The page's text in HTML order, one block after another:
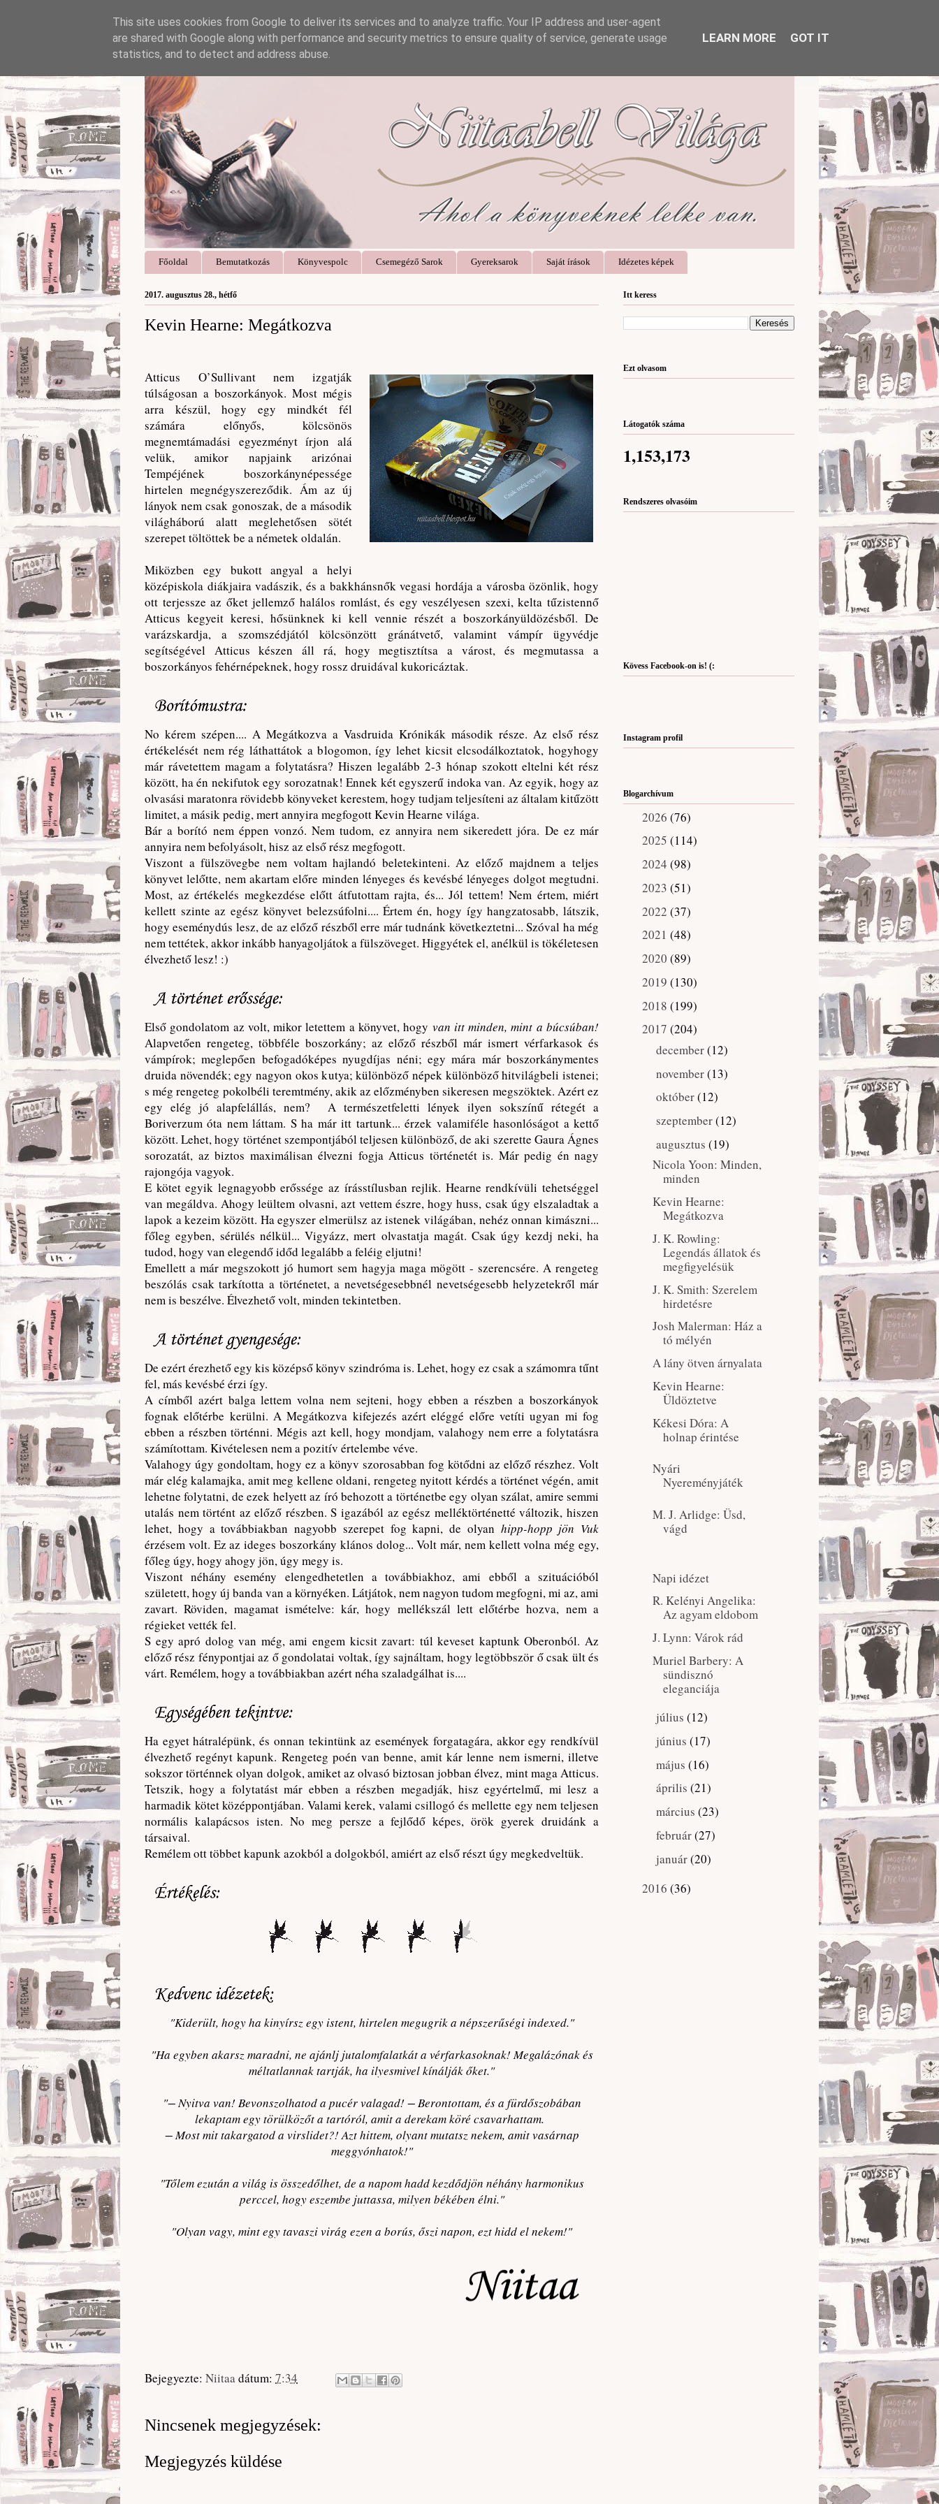
Főoldal Bemutatkozás Könyvespolc Csemegéző Sarok Gyereksarok Saját írások Idézetes képek
2017. augusztus 28., hétfő
Kevin Hearne: Megátkozva
Atticus O’Sullivant nem izgatják
túlságosan a boszorkányok. Most mégis
arra készül, hogy egy mindkét fél
számára előnyős, kölcsönös
megnemtámadási egyezményt írjon alá
velük, amikor napjaink arizónai
Tempéjének boszorkánynépessége
hirtelen megnégyszereződik. Ám az új
lányok nem csak gonoszak, de a második
világháború alatt meglehetősen sötét
szerepet töltöttek be a németek oldalán.
Miközben egy bukott angyal a helyi
középiskola diákjaira vadászik, és a bakkhánsnők vegasi hordája a városba özönlik, hogy
ott terjessze az őket jellemző halálos romlást, és egy veszélyesen szexi, kelta tűzistennő
Atticus kegyeit keresi, hősünknek ki kell vennie részét a boszorkányüldözésből. De
varázskardja, a szomszédjától kölcsönzött gránátvető, valamint vámpír ügyvédje
segítségével Atticus készen áll rá, hogy megtisztítsa a várost, és megmutassa a
boszorkányos fehérnépeknek, hogy rossz druidával kukoricáztak.
No kérem szépen.... A Megátkozva a Vasdruida Krónikák második része. Az első rész
értékelését nem rég láthattátok a blogomon, így lehet kicsit elcsodálkoztatok, hogyhogy
már rávetettem magam a folytatásra? Hiszen legalább 2-3 hónap szokott eltelni két rész
között, ha én nekifutok egy sorozatnak! Ennek két egyszerű indoka van. Az egyik, hogy az
olvasási maratonra rövidebb könyveket kerestem, hogy tudjam teljesíteni az általam kitűzött
limitet, a másik pedig, mert annyira megfogott Kevin Hearne világa.
Bár a borító nem éppen vonzó. Nem tudom, ez annyira nem sikeredett jóra. De ez már
annyira nem befolyásolt, hisz az első rész megfogott.
Viszont a fülszövegbe nem voltam hajlandó beletekinteni. Az előző majdnem a teljes
könyvet lelőtte, nem akartam előre minden lényeges és kevésbé lényeges dolgot megtudni.
Most, az értékelés megkezdése előtt átfutottam rajta, és... Jól tettem! Nem értem, miért
kellett szinte az egész könyvet belezsúfolni.... Értem én, hogy így hangzatosabb, látszik,
hogy eseménydús lesz, de az előző részből erre már tudnánk következtetni... Szóval ha még
nem tettétek, akkor inkább hanyagoljátok a fülszöveget. Higgyétek el, anélkül is tökéletesen
élvezhető lesz! :)
Első gondolatom az volt, mikor letettem a könyvet, hogy van itt minden, mint a búcsúban!
Alapvetően rengeteg, többféle boszorkány; az előző részből már ismert vérfarkasok és
vámpírok; meglepően befogadóképes nyugdíjas néni; egy mára már boszorkánymentes
druida növendék; egy nagyon okos kutya; különböző népek különböző hitvilágbeli istenei;
s még rengeteg pokolbéli teremtmény, akik az előzményben sikeresen megszöktek. Azért ez
egy elég jó alapfelállás, nem? A természetfeletti lények ilyen sokszínű rétegét a
Boriverzum óta nem láttam. S ha már itt tartunk... érzek valamiféle hasonlóságot a kettő
között. Lehet, hogy történet szempontjából teljesen különböző, de aki szerette Gaura Ágnes
sorozatát, az biztos maximálisan élvezni fogja Atticus történetét is. Már pedig én nagy
rajongója vagyok.
E kötet egyik legnagyobb erőssége az írásstílusban rejlik. Hearne rendkívüli tehetséggel
van megáldva. Ahogy leültem olvasni, azt vettem észre, hogy huss, csak úgy elszaladtak a
lapok a kezeim között. Ha egyszer elmerülsz az istenek világában, nehéz onnan kimászni...
főleg egyben, sérülés nélkül... Vigyázz, mert olvastatja magát. Csak úgy kezdj neki, ha
tudod, hogy van elegendő időd legalább a feléig eljutni!
Emellett a már megszokott jó humort sem hagyja maga mögött - szerencsére. A rengeteg
beszólás csak tarkította a történetet, a nevetségesebbnél nevetségesebb helyzetekről már
nem is beszélve. Élvezhető volt, minden tekintetben.
De ezért érezhető egy kis középső könyv szindróma is. Lehet, hogy ez csak a számomra tűnt
fel, más kevésbé érzi így.
A címből azért balga lettem volna nem sejteni, hogy ebben a részben a boszorkányok
fognak előtérbe kerülni. A Megátkozva kifejezés azért eléggé előre vetíti ugyan mi fog
ebben a részben történni. Mégis azt kell, hogy mondjam, valahogy nem erre a folytatásra
számítottam. Kivételesen nem a pozitív értelembe véve.
Valahogy úgy gondoltam, hogy ez a könyv szorosabban fog kötődni az előző részhez. Volt
már elég kalamajka, amit meg kellene oldani, rengeteg nyitott kérdés a történet végén, amit
lehetne folytatni, de ezek helyett az író behozott a történetbe egy olyan szálat, amire semmi
utalás nem történt az előző részben. S igazából az egész melléktörténetté változik, hiszen
lehet, hogy a továbbiakban nagyobb szerepet fog kapni, de olyan hipp-hopp jön Vuk
érzésem volt. Ez az ideges boszorkány klános dolog... Volt már, nem kellett volna még egy,
főleg úgy, hogy ahogy jön, úgy megy is.
Viszont néhány esemény elengedhetetlen a továbbiakhoz, ami ebből a szituációból
született, hogy új banda van a környéken. Látjátok, nem nagyon tudom megfogni, mi az, ami
zavart. Röviden, magamat ismételve: kár, hogy mellékszál lett előtérbe hozva, nem a
régieket vették fel.
S egy apró dolog van még, ami engem kicsit zavart: túl keveset kaptunk Oberonból. Az
előző rész fénypontjai az ő gondolatai voltak, így sajnáltam, hogy legtöbbször ő csak ült és
várt. Remélem, hogy a továbbiakban azért néha szaladgálhat is....
Ha egyet hátralépünk, és onnan tekintünk az események forgatagára, akkor egy rendkívül
élvezhető regényt kapunk. Rengeteg poén van benne, amit kár lenne nem ismerni, illetve
sokszor történnek olyan dolgok, amiket az olvasó biztosan jobban élvez, mint maga Atticus.
Tetszik, hogy a folytatást már ebben a részben megadják, hisz egyértelmű, mi lesz a
harmadik kötet középpontjában. Valami kerek, valami csillogó és mellette egy nem teljesen
normális kalapácsos isten. No meg persze a fejlődő képes, örök gyerek druidánk a
társaival.
Remélem ott többet kapunk azokból a dolgokból, amiért az első részt úgy megkedveltük.
"Kiderült, hogy ha kinyírsz egy istent, hirtelen megugrik a népszerűségi indexed."
"Ha egyben akarsz maradni, ne ajánlj jutalomfalatkát a vérfarkasoknak! Megalázónak és
méltatlannak tartják, ha ilyesmivel kínálják őket."
"− Nyitva van! Bevonszolhatod a pucér valagad! − Berontottam, és a fürdőszobában
lekaptam egy törülközőt a tartóról, amit a derekam köré csavarhattam.
− Most mit takargatod a virslidet?! Azt hittem, olyant mutatsz nekem, amit vasárnap
meggyónhatok!"
"Tőlem ezután a világ is összedőlhet, de a napom hadd kezdődjön néhány harmonikus
perccel, hogy eszembe juttassa, milyen békében élni."
"Olyan vagy, mint egy tavaszi virág ezen a borús, őszi napon, ezt hidd el nekem!"
Bejegyezte: Niitaadátum: 7:34
Nincsenek megjegyzések:
Megjegyzés küldése
Itt keress
Ezt olvasom
Látogatók száma
1,153,173
Rendszeres olvasóim
Kövess Facebook-on is! (:
Instagram profil
Blogarchívum
2026 (76)
2025 (114)
2024 (98)
2023 (51)
2022 (37)
2021 (48)
2020 (89)
2019 (130)
2018 (199)
2017 (204)
►december(12)
►november(13)
►október(12)
szeptember(12)
▼augusztus(19)
Nicola Yoon: Minden,
​minden
Kevin Hearne:
Megátkozva
J. K. Rowling:
Legendás ​állatok és
megfigyelésük
J. K. Smith: Szerelem
hirdetésre
Josh Malerman: Ház ​a
tó mélyén
A lány ötven árnyalata
Kevin Hearne:
Üldöztetve
Kékesi Dóra: A
holnap érintése
Nyári
Nyereményjáték
M. J. Arlidge: Üsd,
vágd
Napi idézet
R. Kelényi Angelika:
Az ​agyam eldobom
J. Lynn: Várok rád
Muriel Barbery: A ​
sündisznó
eleganciája
július(12)
június(17)
►május(16)
►április(21)
►március(23)
►február(27)
január(20)
2016 (36)
This site uses cookies from Google to deliver its services and to analyze traffic. Your IP address and user-agent
are shared with Google along with performance and security metrics to ensure quality of service, generate usage
statistics, and to detect and address abuse.
LEARN MORE GOT IT